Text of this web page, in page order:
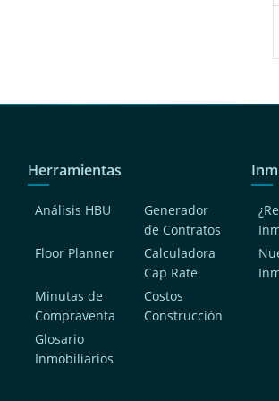
Herramientas
Análisis HBU
Generador
de Contratos
Floor Planner
Calculadora
Cap Rate
Minutas de
Compraventa
Costos
Construcción
Glosario
Inmobiliarios